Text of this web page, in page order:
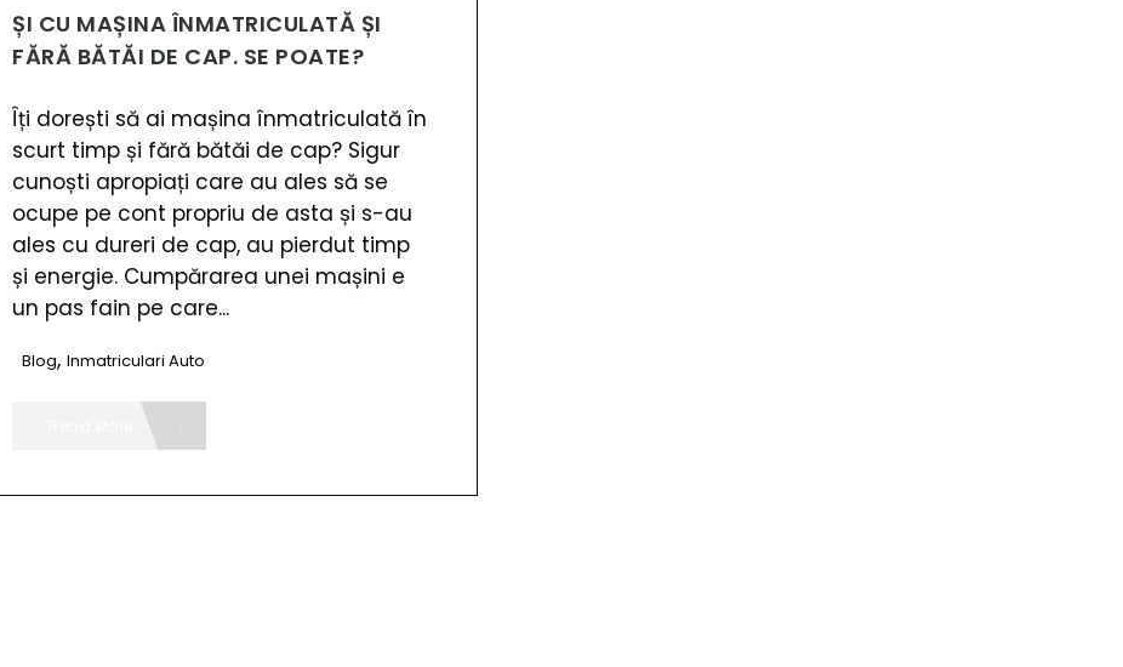
ȘI CU MAȘINA ÎNMATRICULATĂ ȘI
FĂRĂ BĂTĂI DE CAP. SE POATE?
Îți dorești să ai mașina înmatriculată în
scurt timp și fără bătăi de cap? Sigur
cunoști apropiați care au ales să se
ocupe pe cont propriu de asta și s-au
ales cu dureri de cap, au pierdut timp
și energie. Cumpărarea unei mașini e
un pas fain pe care...
Blog, Inmatriculari Auto